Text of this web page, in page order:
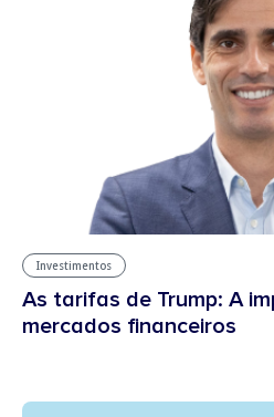
Investimentos
As tarifas de Trump: A
mercados financeiros